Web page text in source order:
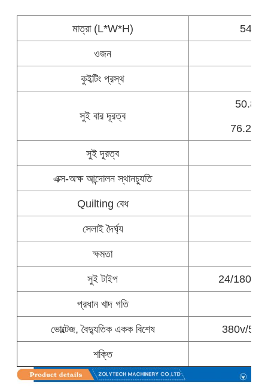
মাত্রা (L*W*H)
ওজন
কুইল্টিং প্রস্থ
সুই বার দূরত্ব
50.8,
76.2,
সুই দূরত্ব
এক্স-অক্ষ আন্দোলন স্থানচ্যুতি
Quilting বেধ
সেলাই দৈর্ঘ্য
ক্ষমতা
সুই টাইপ
24/180
প্রধান খাদ গতি
ভোল্টেজ, বৈদ্যুতিক একক বিশেষ
380v/
শক্তি